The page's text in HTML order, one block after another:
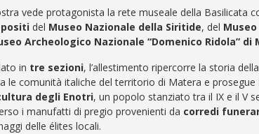
vede protagonista la rete museale della Basilicata
del Museo Nazionale della Siritide, del
Archeologico Nazionale “Domenico Ridola” di
in tre sezioni, l’allestimento ripercorre la storia della
le comunità italiche del territorio di Matera e prosegue
degli Enotri, un popolo stanziato tra il IX e il V
i manufatti di pregio provenienti da corredi
delle élites locali.